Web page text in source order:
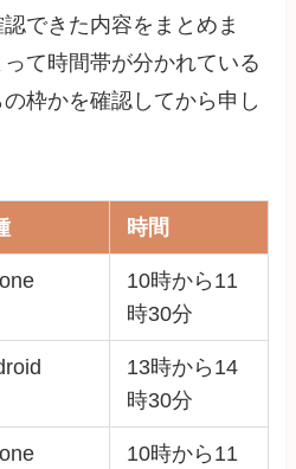
できた内容をまとめま
て時間帯が分かれている
枠かを確認してから申し
時間
10時から11
時30分
13時から14
時30分
10時から11